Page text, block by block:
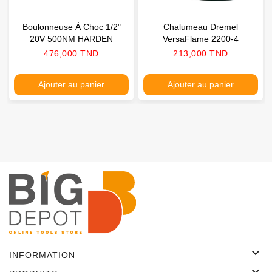
Boulonneuse À Choc 1/2"
20V 500NM HARDEN
Prix
476,000 TND
Ajouter au panier
Chalumeau Dremel
VersaFlame 2200-4
Prix
213,000 TND
Ajouter au panier
INFORMATION 